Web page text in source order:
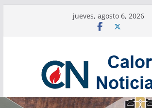
jueves, agosto 6, 2026